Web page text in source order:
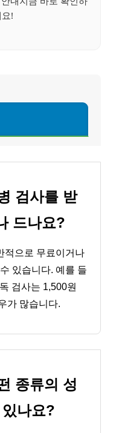
!
검사를 받
드나요?
적으로 무료이거나
있습니다. 예를 들
검사는 1,500원
가 많습니다.
종류의 성
나요?